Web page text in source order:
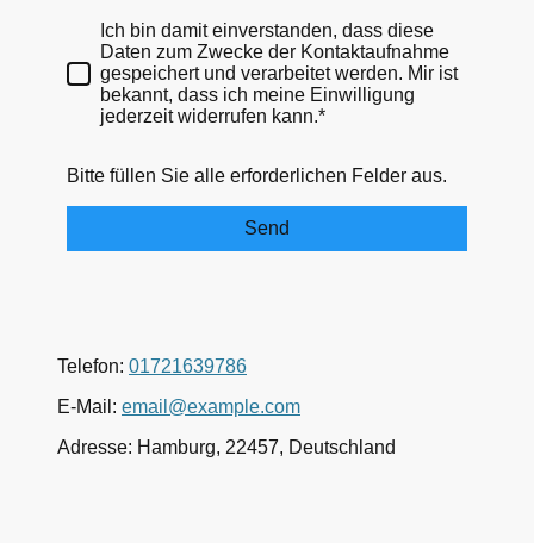
Ich bin damit einverstanden, dass diese
Daten zum Zwecke der Kontaktaufnahme
gespeichert und verarbeitet werden. Mir ist
bekannt, dass ich meine Einwilligung
jederzeit widerrufen kann.*
Bitte füllen Sie alle erforderlichen Felder aus.
Send
Telefon: 01721639786
E-Mail: email@example.com
Adresse: Hamburg, 22457, Deutschland